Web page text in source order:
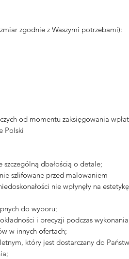
zgodnie z Waszymi potrzebami):
od momentu zaksięgowania
Polski
szczególną dbałością o detale;
szlifowane przed malowaniem
nie wpłynęły na estetykę
do wyboru;
i precyzji podczas
w innych ofertach;
który jest dostarczany do